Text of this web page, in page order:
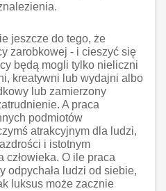
jeszcze do tego, że
zarobkowej - i cieszyć się
będą mogli tylko nieliczni
kreatywni lub wydajni albo
lub zamierzony
A praca
podmiotów
atrakcyjnym dla ludzi,
i istotnym
O ile praca
odpychała ludzi od siebie,
luksus może zacznie